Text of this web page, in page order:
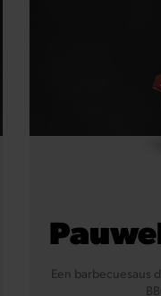
Een barbecuesaus